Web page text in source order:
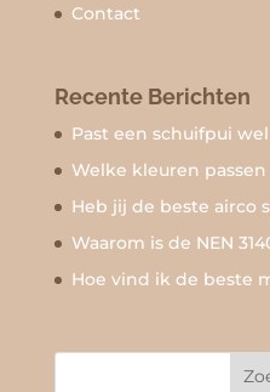
Contact
Recente Berichten
Past een schuifpui
Welke kleuren
Heb jij de beste airco
Waarom is de NEN
Hoe vind ik de beste